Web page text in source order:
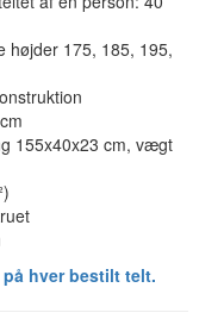
højder 175, 185, 195,
155x40x23 cm, vægt
hver bestilt telt.